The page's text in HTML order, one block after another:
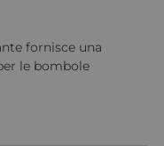
fornisce una
le bombole